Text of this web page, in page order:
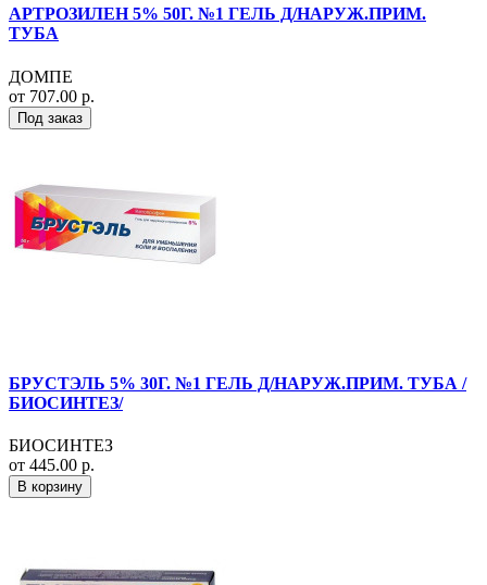
АРТРОЗИЛЕН 5% 50Г. №1 ГЕЛЬ Д/НАРУЖ.ПРИМ.
ТУБА
ДОМПЕ
от 707.00 р.
Под заказ
БРУСТЭЛЬ 5% 30Г. №1 ГЕЛЬ Д/НАРУЖ.ПРИМ. ТУБА /
БИОСИНТЕЗ/
БИОСИНТЕЗ
от 445.00 р.
В корзину